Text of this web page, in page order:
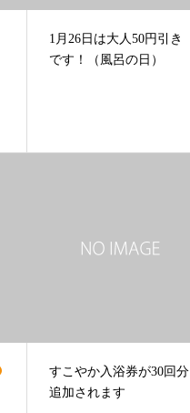
1月26日は大人50円引き
です！（風呂の日）
すこやか入浴券が30回分
追加されます